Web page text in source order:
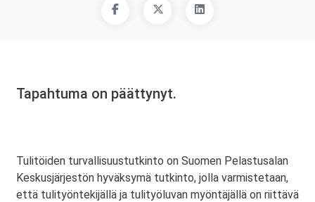
Tapahtuma on päättynyt.
Tulitöiden turvallisuustutkinto on Suomen Pelastusalan
Keskusjärjestön hyväksymä tutkinto, jolla varmistetaan,
että tulityöntekijällä ja tulityöluvan myöntäjällä on riittävä